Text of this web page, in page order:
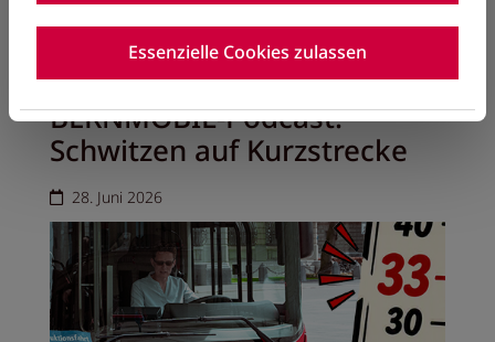
Essenzielle Cookies zulassen
öffentlichen Verkehr in Bern.
BERNMOBIL-Podcast:
Schwitzen auf Kurzstrecke
28. Juni 2026